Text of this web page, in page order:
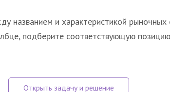
названием и характеристикой рыночных
подберите соответствующую